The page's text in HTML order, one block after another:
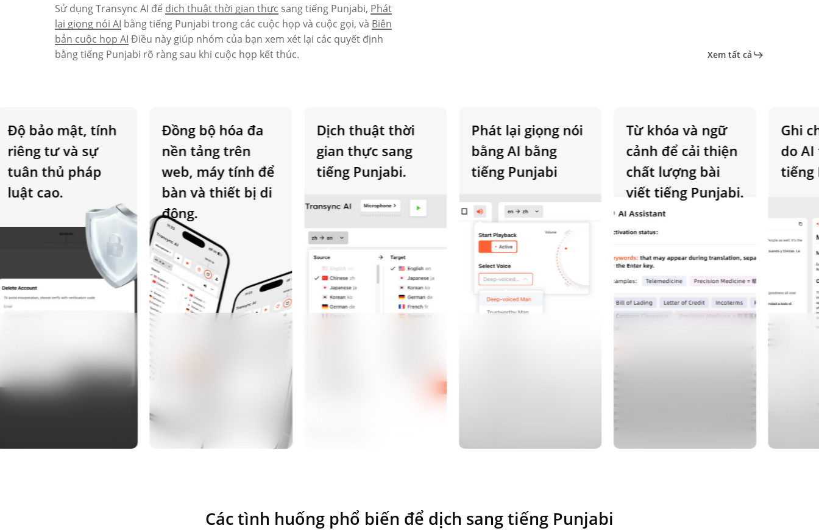
Sử dụng Transync AI để dịch thuật thời gian thực sang tiếng Punjabi, Phát
lại giọng nói AI bằng tiếng Punjabi trong các cuộc họp và cuộc gọi, và Biên
bản cuộc họp AI Điều này giúp nhóm của bạn xem xét lại các quyết định
bằng tiếng Punjabi rõ ràng sau khi cuộc họp kết thúc.
Xem tất cả
Dịch thuật thời
gian thực sang
tiếng Punjabi.
Phát lại giọng nói
bằng AI bằng
tiếng Punjabi
Từ khóa và ngữ
cảnh để cải thiện
chất lượng bài
viết tiếng Punjabi.
Ghi
do AI
tiếng
bảo mật, tính
tư và sự
thủ pháp
cao.
Đồng bộ hóa đa
nền tảng trên
web, máy tính để
bàn và thiết bị di
động.
Các tình huống phổ biến để dịch sang tiếng Punjabi